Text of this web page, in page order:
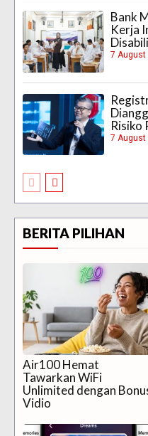
Bank
Kerja
7 August
Risiko
7 August
BERITA PILIHAN
Air100 Hemat
Tawarkan WiFi
Unlimited dengan
Vidio